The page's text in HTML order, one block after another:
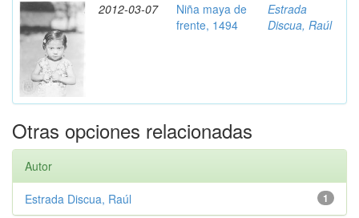
2012-03-07
Niña maya de
frente, 1494
Estrada
Discua, Raúl
Otras opciones relacionadas
Autor
1
Estrada Discua, Raúl